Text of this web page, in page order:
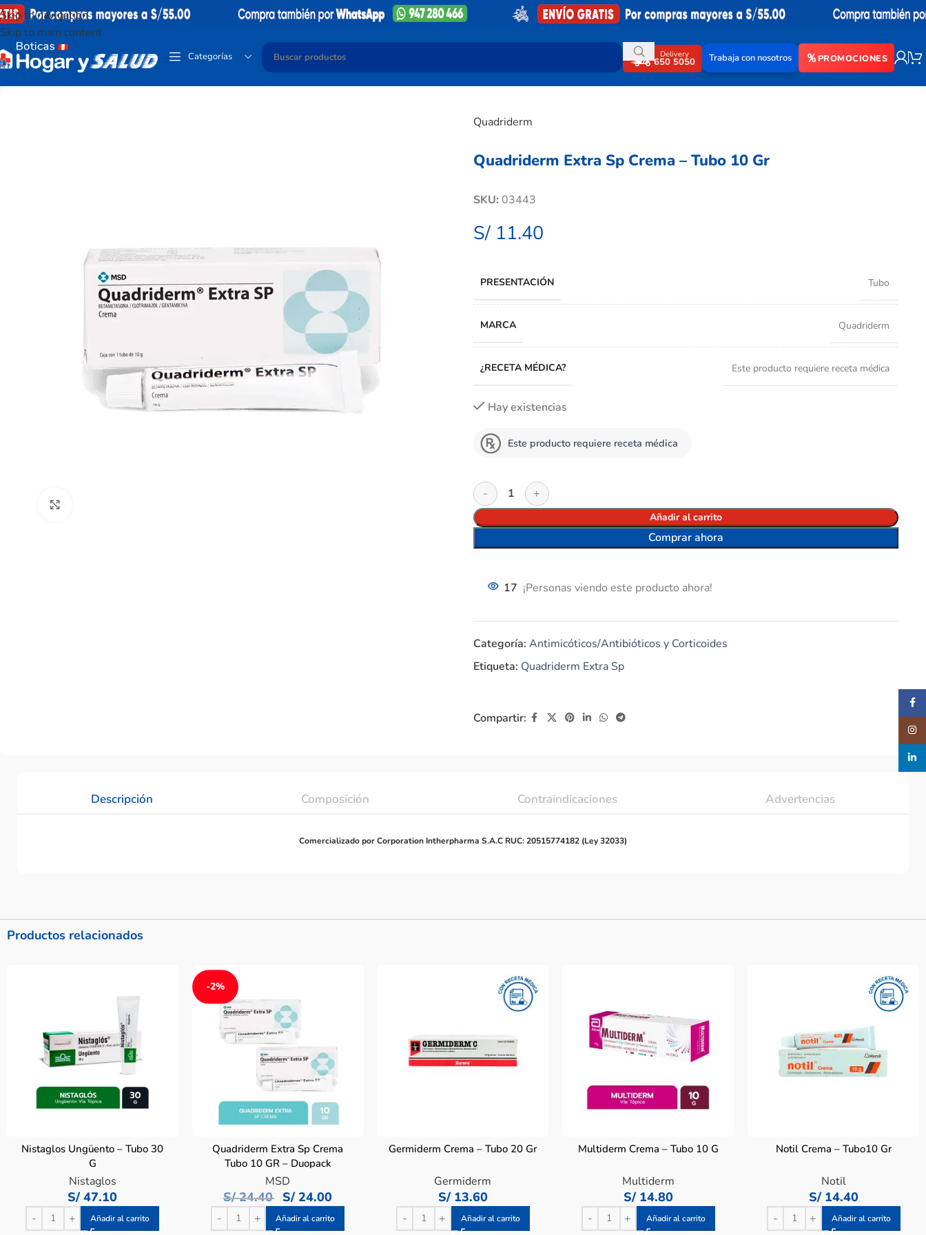
Skip to navigation
Skip to main content
Categorías Delivery
650 5050 Trabaja con nosotros PROMOCIONES
Quadriderm
Quadriderm Extra Sp Crema – Tubo 10 Gr
SKU: 03443
S/11.40
PRESENTACIÓN Tubo
MARCA Quadriderm
¿RECETA MÉDICA? Este producto requiere receta médica
Hay existencias
Este producto requiere receta médica
Añadir al carrito
Comprar ahora
17 ¡Personas viendo este producto ahora!
Categoría: Antimicóticos/Antibióticos y Corticoides
Etiqueta: Quadriderm Extra Sp
Compartir:
Descripción Composición Contraindicaciones Advertencias
Comercializado por Corporation Intherpharma S.A.C RUC: 20515774182 (Ley 32033)
Productos relacionados
Nistaglos Ungüento – Tubo 30
G
Nistaglos
S/ 47.10
Añadir al carrito
-2%
Quadriderm Extra Sp Crema
Tubo 10 GR – Duopack
MSD
S/24.40 S/ 24.00
Añadir al carrito
Germiderm Crema – Tubo 20 Gr
Germiderm
S/13.60
Añadir al carrito
Multiderm Crema – Tubo 10 G
Multiderm
S/14.80
Añadir al carrito
Notil Crema – Tubo10 Gr
Notil
S/14.40
Añadir al carrito